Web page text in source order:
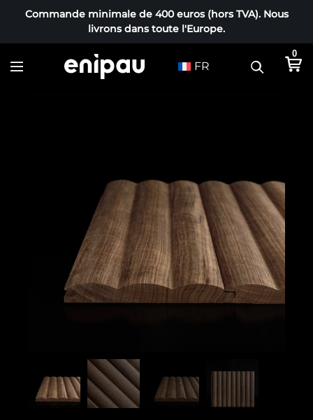
Commande minimale de 400 euros (hors TVA). Nous
livrons dans toute l'Europe.
FR
0